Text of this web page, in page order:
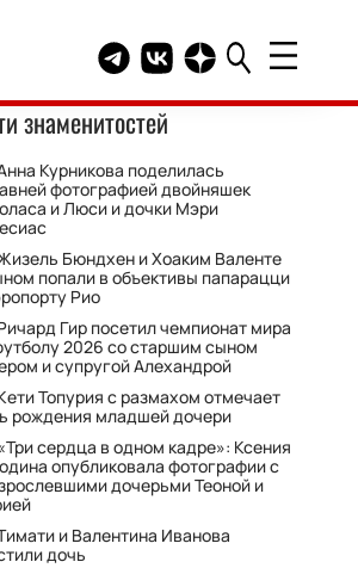
Telegram канал HELLO
Группа HELLO
Канал HELLO в
знаменитостей
Курникова поделилась
фотографией двойняшек
и Люси и дочки Мэри
Бюндхен и Хоаким Валенте
попали в объективы папарацци
Рио
Гир посетил чемпионат мира
2026 со старшим сыном
и супругой Алехандрой
Топурия с размахом отмечает
рождения младшей дочери
сердца в одном кадре»: Ксения
опубликовала фотографии с
дочерьми Теоной и
и Валентина Иванова
дочь